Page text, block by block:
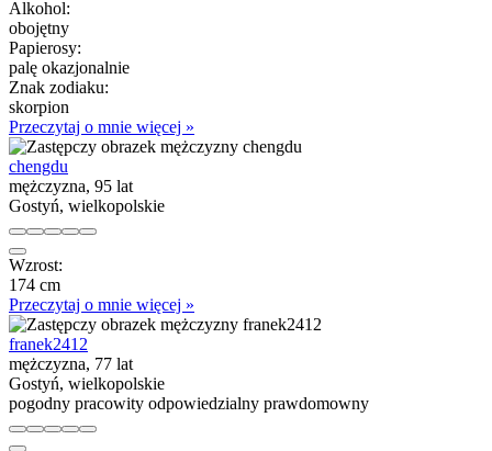
Alkohol:
obojętny
Papierosy:
palę okazjonalnie
Znak zodiaku:
skorpion
Przeczytaj o mnie więcej »
chengdu
mężczyzna, 95 lat
Gostyń, wielkopolskie
Wzrost:
174 cm
Przeczytaj o mnie więcej »
franek2412
mężczyzna, 77 lat
Gostyń, wielkopolskie
pogodny pracowity odpowiedzialny prawdomowny